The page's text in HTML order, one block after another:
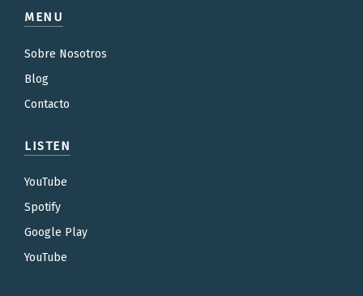
MENU
Sobre Nosotros
Blog
Contacto
LISTEN
YouTube
Spotify
Google Play
YouTube